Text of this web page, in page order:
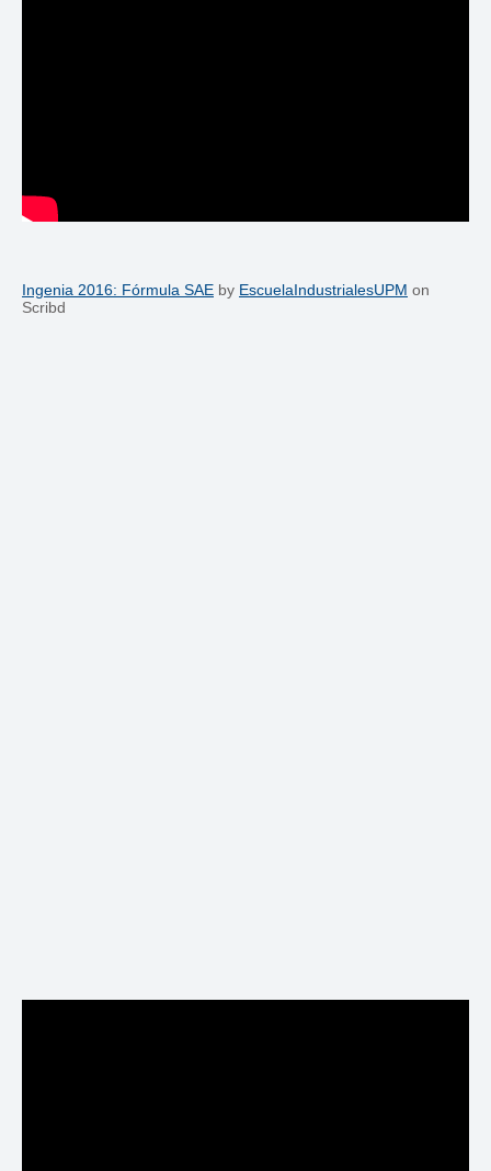
Ingenia 2016: Fórmula SAE by EscuelaIndustrialesUPM on
Scribd